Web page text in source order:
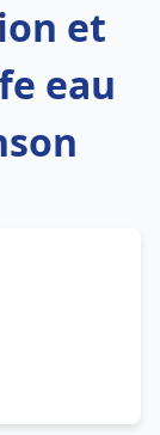
et
eau